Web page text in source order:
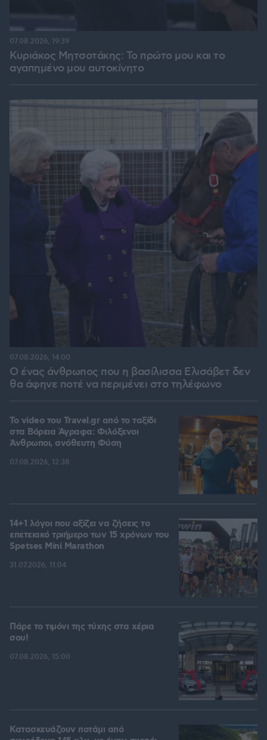
Κυριάκος Μητσοτάκης: Το πρώτο μου και το
αγαπημένο μου αυτοκίνητο
07.08.2026, 19:39
Ο ένας άνθρωπος που η βασίλισσα Ελισάβετ δεν
θα άφηνε ποτέ να περιμένει στο τηλέφωνο
07.08.2026, 14:00
To video του Travel.gr από το ταξίδι
στα Βόρεια Άγραφα: Φιλόξενοι
Άνθρωποι, ανόθευτη Φύση
07.08.2026, 12:38
14+1 λόγοι που αξίζει να ζήσεις το
επετειακό τριήμερο των 15 χρόνων του
Spetses Mini Marathon
31.07.2026, 11:04
Πάρε το τιμόνι της τύχης στα χέρια
σου!
07.08.2026, 15:00
Κατασκευάζουν ποτάμι από